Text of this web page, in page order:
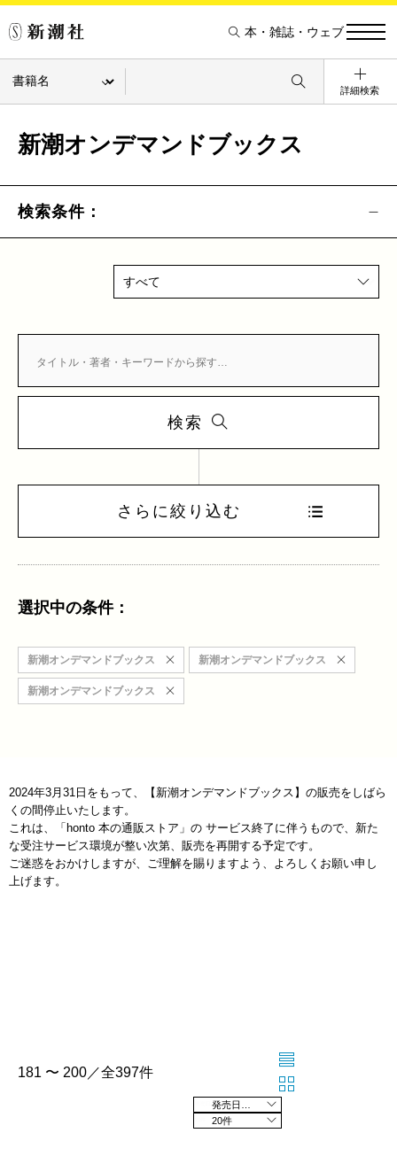
本・雑誌・ウェブ
詳細検索
新潮オンデマンドブックス
検索条件：
すべて
検索
さらに絞り込む
選択中の条件：
新潮オンデマンドブックス 新潮オンデマンドブックス
新潮オンデマンドブックス
2024年3月31日をもって、【新潮オンデマンドブックス】の販売をしばら
くの間停止いたします。
これは、「honto 本の通販ストア」の サービス終了に伴うもので、新た
な受注サービス環境が整い次第、販売を再開する予定です。
ご迷惑をおかけしますが、ご理解を賜りますよう、よろしくお願い申し
上げます。
181 〜 200／全397件
20件